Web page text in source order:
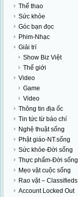
Thể thao
Sức khỏe
Góc bạn đọc
Phim-Nhạc
Giải trí
Show Biz Việt
Thế giới
Video
Game
Video
Thông tin địa ốc
Tin tức từ báo chí
Nghệ thuật sống
Phật giáo-NT.sống
Sức khỏe-Đời sống
Thực phẩm-Đời sống
Mẹo vặt cuộc sống
Rao vặt – Classifieds
Account Locked Out